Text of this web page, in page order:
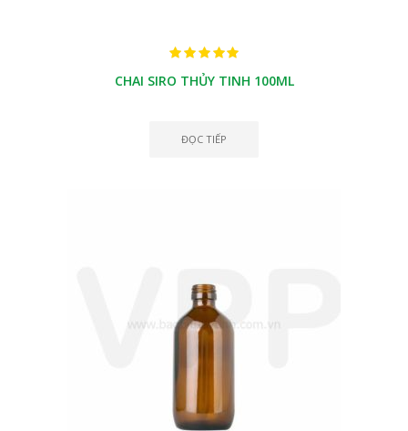
CHAI SIRO THỦY TINH 100ML
ĐỌC TIẾP